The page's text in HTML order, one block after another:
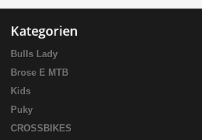
Kategorien
Bulls Lady
Brose E MTB
Kids
Puky
CROSSBIKES